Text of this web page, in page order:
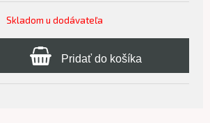
Skladom u dodávateľa
Pridať do košíka